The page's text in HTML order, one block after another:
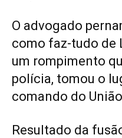
O advogado
como faz-tudo de
um rompimento
polícia, tomou o
comando do
Resultado da